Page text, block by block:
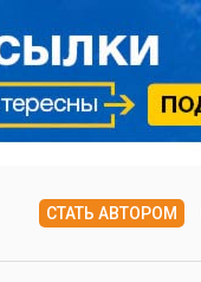
СТАТЬ АВТОРОМ